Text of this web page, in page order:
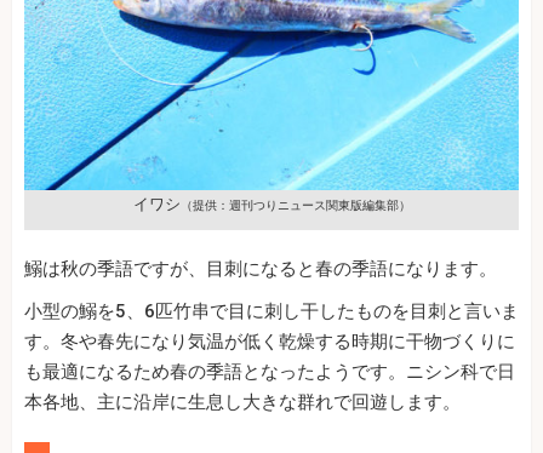
イワシ （提供：週刊つりニュース関東版編集部）
鰯は秋の季語ですが、目刺になると春の季語になります。
小型の鰯を5、6匹竹串で目に刺し干したものを目刺と言いま
す。冬や春先になり気温が低く乾燥する時期に干物づくりに
も最適になるため春の季語となったようです。ニシン科で日
本各地、主に沿岸に生息し大きな群れで回遊します。